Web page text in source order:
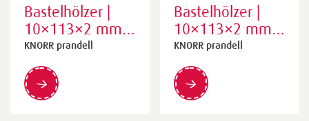
Bastelhölzer |
10×113×2 mm,
natur, 100 Stück
KNORR prandell
Bastelhölzer |
10×113×2 mm,
natur, 1000
Stück
KNORR prandell